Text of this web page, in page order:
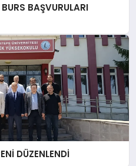
BAŞVURULARI
DÜZENLENDİ